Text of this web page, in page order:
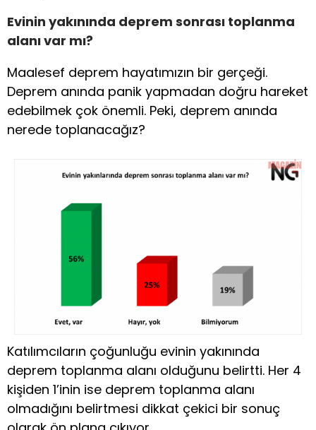
Evinin yakınında deprem sonrası toplanma
alanı var mı?
Maalesef deprem hayatımızın bir gerçeği.
Deprem anında panik yapmadan doğru hareket
edebilmek çok önemli. Peki, deprem anında
nerede toplanacağız?
Katılımcıların çoğunluğu evinin yakınında
deprem toplanma alanı olduğunu belirtti. Her 4
kişiden 1’inin ise deprem toplanma alanı
olmadığını belirtmesi dikkat çekici bir sonuç